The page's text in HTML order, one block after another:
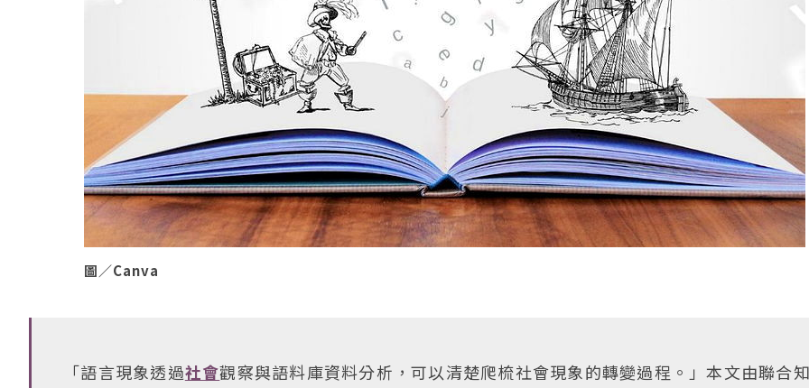
圖／Canva
「語言現象透過社會觀察與語料庫資料分析，可以清楚爬梳社會現象的轉變過程。」本文由聯合